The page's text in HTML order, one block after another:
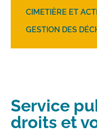
CIMETIÈRE ET
GESTION DES
Service
droits et